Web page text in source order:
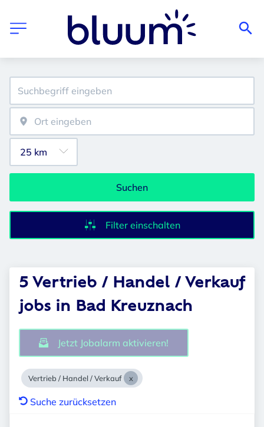
Suchen
Filter einschalten
5 Vertrieb / Handel / Verkauf
jobs in Bad Kreuznach
Jetzt Jobalarm aktivieren!
Vertrieb / Handel / Verkauf
Suche zurücksetzen